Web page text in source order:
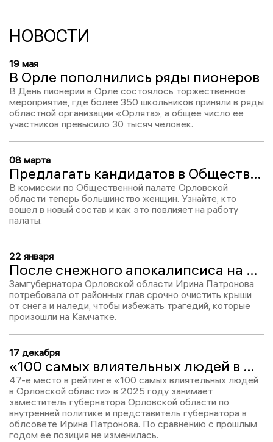
НОВОСТИ
19 мая
В Орле пополнились ряды пионеров
В День пионерии в Орле состоялось торжественное
мероприятие, где более 350 школьников приняли в ряды
областной организации «Орлята», а общее число ее
участников превысило 30 тысяч человек.
08 марта
Предлагать кандидатов в Общественную палату Клычкову будут в основном женщины
В комиссии по Общественной палате Орловской
области теперь большинство женщин. Узнайте, кто
вошел в новый состав и как это повлияет на работу
палаты.
22 января
После снежного апокалипсиса на Камчатке орловские чиновники озаботились расчисткой крыш
Замгубернатора Орловской области Ирина Патронова
потребовала от районных глав срочно очистить крыши
от снега и наледи, чтобы избежать трагедий, которые
произошли на Камчатке.
17 декабря
«100 самых влиятельных людей в Орловской области-2025»: Ирина Патронова – 47
47-е место в рейтинге «100 самых влиятельных людей
в Орловской области» в 2025 году занимает
заместитель губернатора Орловской области по
внутренней политике и представитель губернатора в
облсовете Ирина Патронова. По сравнению с прошлым
годом ее позиция не изменилась.